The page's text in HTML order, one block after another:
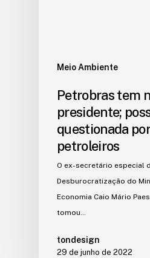
Meio Ambiente
Petrobras tem
presidente;
questionada
petroleiros
O ex-secretário especial
Desburocratização do
Economia Caio Mário
tomou…
tondesign
29 de junho de 2022